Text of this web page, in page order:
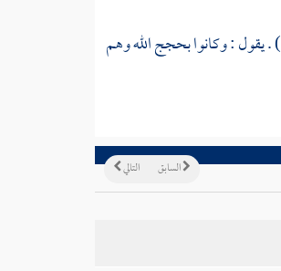
) . يقول : وكانوا بحجج الله وهم
التالي السابق